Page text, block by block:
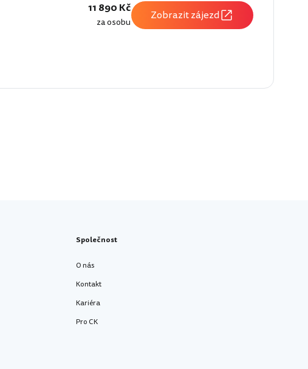
11 890 Kč
za osobu Zobrazit zájezd
Společnost
O nás
Kontakt
Kariéra
Pro CK